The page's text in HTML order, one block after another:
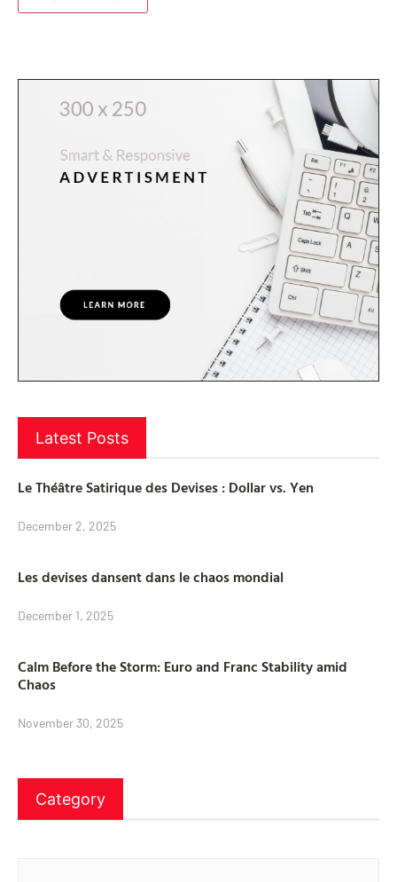
Latest Posts
Le Théâtre Satirique des Devises : Dollar vs. Yen
December 2, 2025
Les devises dansent dans le chaos mondial
December 1, 2025
Calm Before the Storm: Euro and Franc Stability amid
Chaos
November 30, 2025
Category